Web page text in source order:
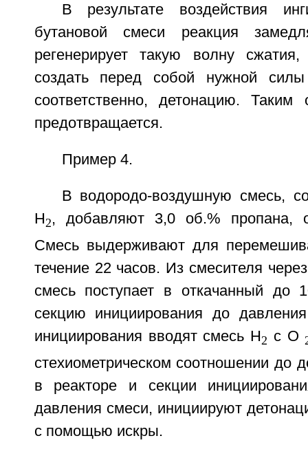
В результате воздействия
бутановой смеси реакция
регенерирует такую волну
создать перед собой нужной
соответственно, детонацию. Таким
предотвращается.
Пример 4.
В водородо-воздушную смесь,
H2, добавляют 3,0 об.% пропана,
Смесь выдерживают для
течение 22 часов. Из смесителя
смесь поступает в откачанный до
секцию инициирования до
инициирования вводят смесь Н2 с О
стехиометрическом соотношении до
в реакторе и секции
давления смеси, инициируют
с помощью искры.